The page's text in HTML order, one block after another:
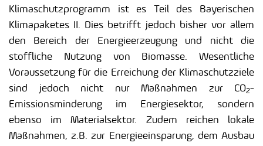
Klimaschutzprogramm ist es Teil des Bayerischen
Klimapaketes II. Dies betrifft jedoch bisher vor allem
den Bereich der Energieerzeugung und nicht die
stoffliche Nutzung von Biomasse. Wesentliche
Voraussetzung für die Erreichung der Klimaschutzziele
sind jedoch nicht nur Maßnahmen zur CO2-
Emissionsminderung im Energiesektor, sondern
ebenso im Materialsektor. Zudem reichen lokale
Maßnahmen, z.B. zur Energieeinsparung, dem Ausbau